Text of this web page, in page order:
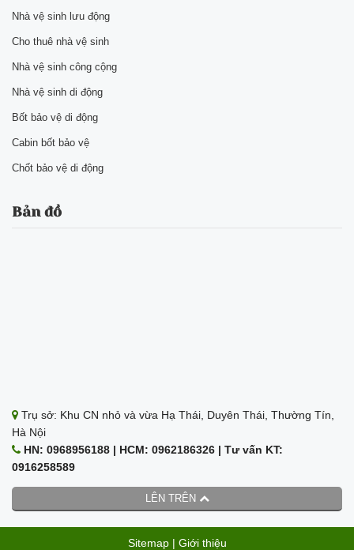
LÊN TRÊN
Nhà vệ sinh lưu động
Cho thuê nhà vệ sinh
Nhà vệ sinh công cộng
Nhà vệ sinh di động
Bốt bảo vệ di động
Cabin bốt bảo vệ
Chốt bảo vệ di động
Bản đồ
Trụ sở: Khu CN nhỏ và vừa Hạ Thái, Duyên Thái, Thường Tín,
Hà Nội
HN: 0968956188 | HCM: 0962186326 | Tư vấn KT:
0916258589
Sitemap| Giới thiệu